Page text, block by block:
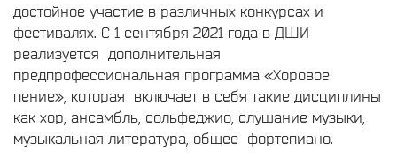
достойное участие в различных конкурсах и
фестивалях. С 1 сентября 2021 года в ДШИ
реализуется дополнительная
предпрофессиональная программа «Хоровое
пение», которая включает в себя такие дисциплины
как хор, ансамбль, сольфеджио, слушание музыки,
музыкальная литература, общее фортепиано.